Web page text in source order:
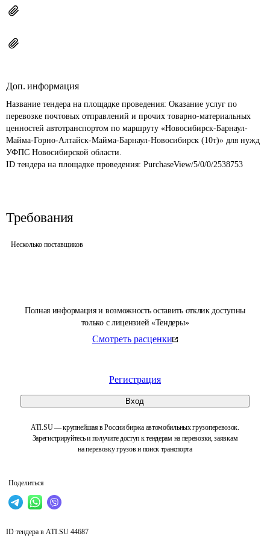
Полная информация и возможность оставить отклик доступны
только с лицензией «Тендеры»
Смотреть расценки
Регистрация
Вход
ATI.SU — крупнейшая в России биржа автомобильных грузоперевозок.
Зарегистрируйтесь и получите доступ к тендерам на перевозки, заявкам
на перевозку грузов и поиск транспорта
Поделиться
Доп. информация
Название тендера на площадке проведения: Оказание услуг по
перевозке почтовых отправлений и прочих товарно-материальных
ценностей автотранспортом по маршруту «Новосибирск-Барнаул-
Майма-Горно-Алтайск-Майма-Барнаул-Новосибирск (10т)» для нужд
УФПС Новосибирской области.
ID тендера на площадке проведения: PurchaseView/5/0/0/2538753
Требования
Несколько поставщиков
ID тендера в ATI.SU 44687